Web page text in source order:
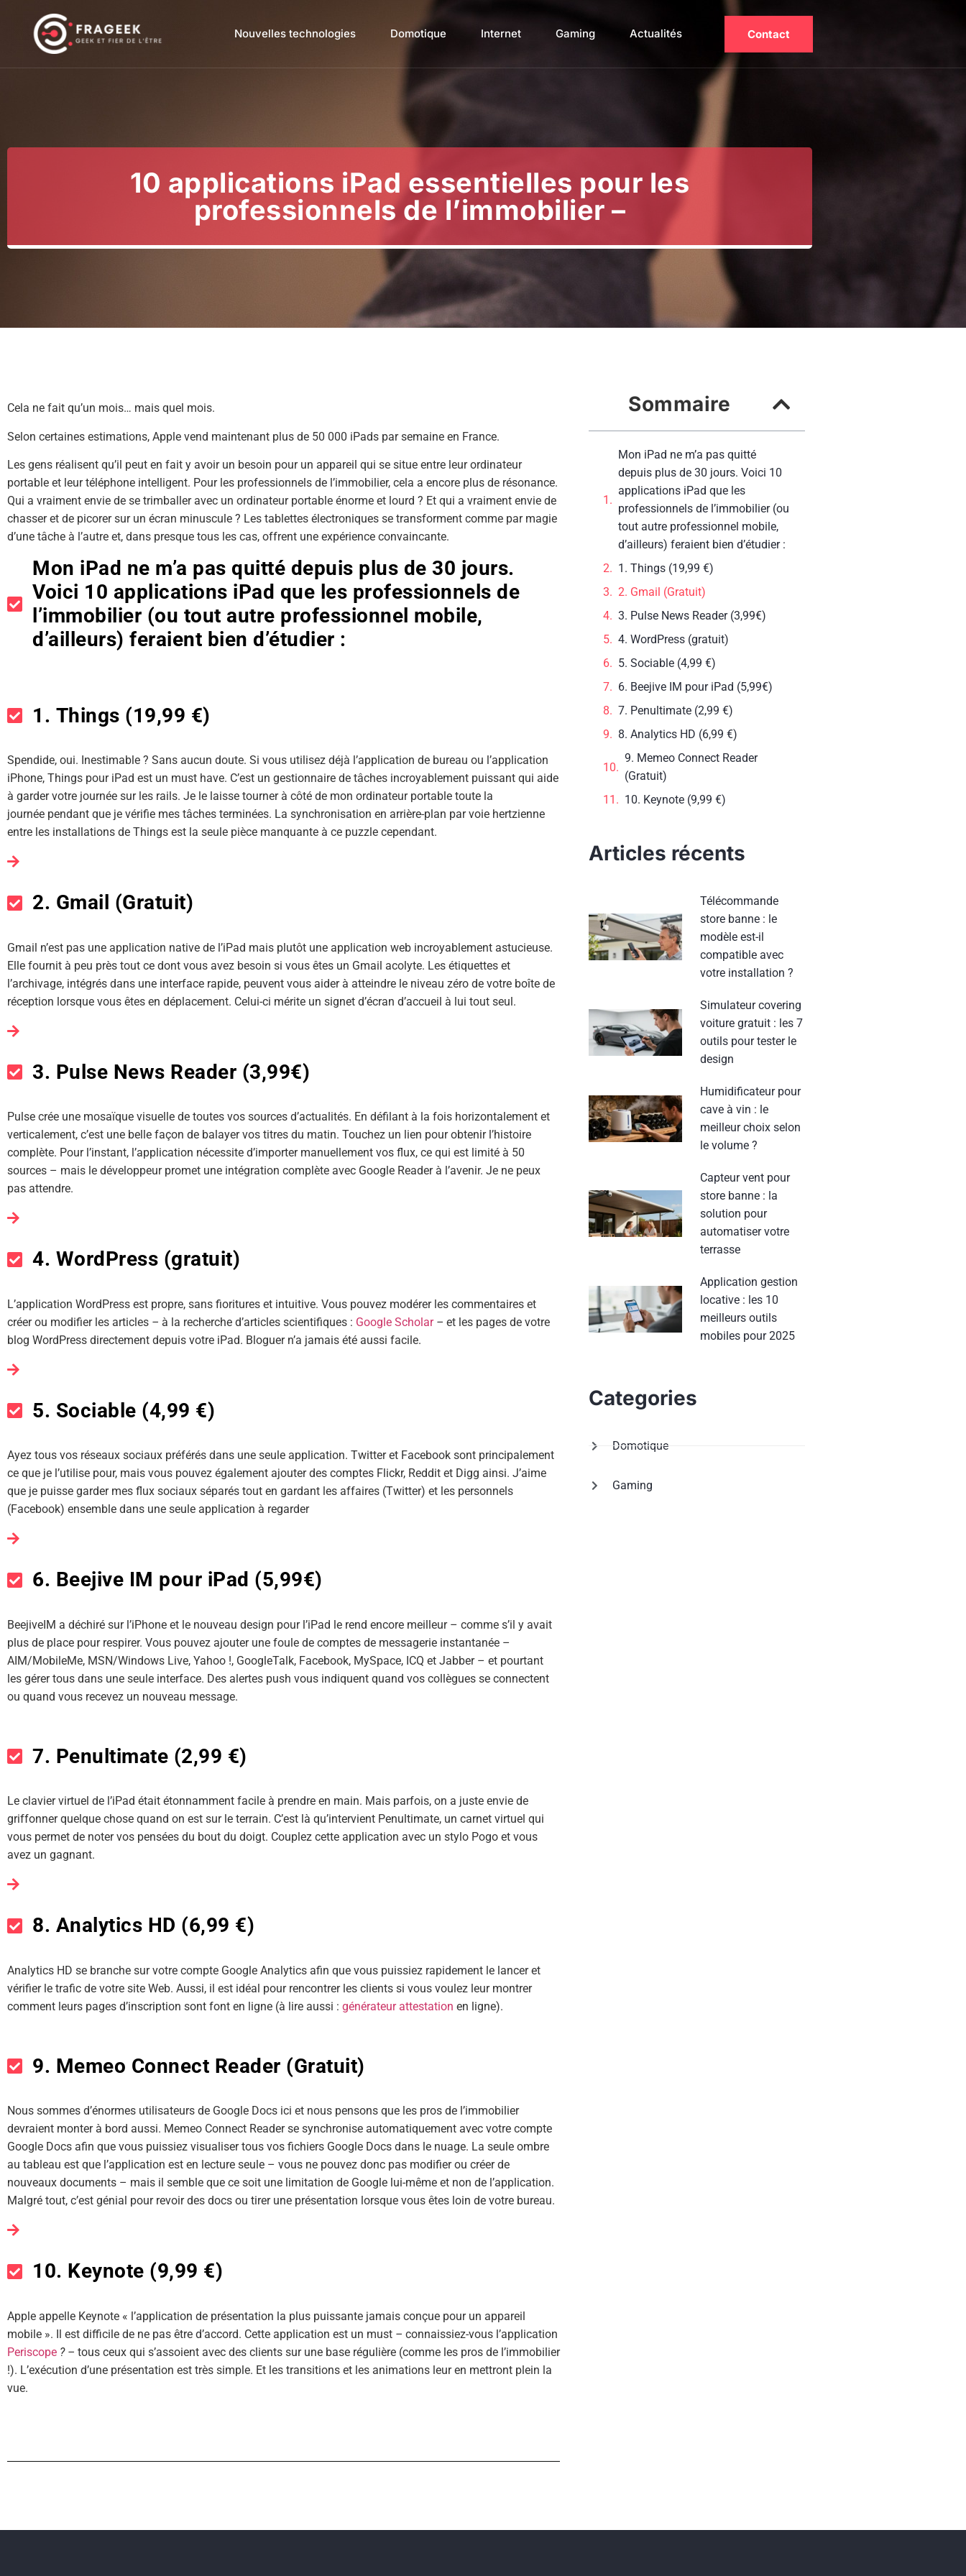
Nouvelles technologies Domotique Internet Gaming Actualités Contact
10 applications iPad essentielles pour les
professionnels de l’immobilier –
Cela ne fait qu’un mois… mais quel mois.
Selon certaines estimations, Apple vend maintenant plus de 50 000 iPads par semaine en France.
Les gens réalisent qu’il peut en fait y avoir un besoin pour un appareil qui se situe entre leur ordinateur
portable et leur téléphone intelligent. Pour les professionnels de l’immobilier, cela a encore plus de résonance.
Qui a vraiment envie de se trimballer avec un ordinateur portable énorme et lourd ? Et qui a vraiment envie de
chasser et de picorer sur un écran minuscule ? Les tablettes électroniques se transforment comme par magie
d’une tâche à l’autre et, dans presque tous les cas, offrent une expérience convaincante.
Mon iPad ne m’a pas quitté depuis plus de 30 jours.
Voici 10 applications iPad que les professionnels de
l’immobilier (ou tout autre professionnel mobile,
d’ailleurs) feraient bien d’étudier :
1. Things (19,99 €)
Spendide, oui. Inestimable ? Sans aucun doute. Si vous utilisez déjà l’application de bureau ou l’application
iPhone, Things pour iPad est un must have. C’est un gestionnaire de tâches incroyablement puissant qui aide
à garder votre journée sur les rails. Je le laisse tourner à côté de mon ordinateur portable toute la
journée pendant que je vérifie mes tâches terminées. La synchronisation en arrière-plan par voie hertzienne
entre les installations de Things est la seule pièce manquante à ce puzzle cependant.
2. Gmail (Gratuit)
Gmail n’est pas une application native de l’iPad mais plutôt une application web incroyablement astucieuse.
Elle fournit à peu près tout ce dont vous avez besoin si vous êtes un Gmail acolyte. Les étiquettes et
l’archivage, intégrés dans une interface rapide, peuvent vous aider à atteindre le niveau zéro de votre boîte de
réception lorsque vous êtes en déplacement. Celui-ci mérite un signet d’écran d’accueil à lui tout seul.
3. Pulse News Reader (3,99€)
Pulse crée une mosaïque visuelle de toutes vos sources d’actualités. En défilant à la fois horizontalement et
verticalement, c’est une belle façon de balayer vos titres du matin. Touchez un lien pour obtenir l’histoire
complète. Pour l’instant, l’application nécessite d’importer manuellement vos flux, ce qui est limité à 50
sources – mais le développeur promet une intégration complète avec Google Reader à l’avenir. Je ne peux
pas attendre.
4. WordPress (gratuit)
L’application WordPress est propre, sans fioritures et intuitive. Vous pouvez modérer les commentaires et
créer ou modifier les articles – à la recherche d’articles scientifiques : Google Scholar – et les pages de votre
blog WordPress directement depuis votre iPad. Bloguer n’a jamais été aussi facile.
5. Sociable (4,99 €)
Ayez tous vos réseaux sociaux préférés dans une seule application. Twitter et Facebook sont principalement
ce que je l’utilise pour, mais vous pouvez également ajouter des comptes Flickr, Reddit et Digg ainsi. J’aime
que je puisse garder mes flux sociaux séparés tout en gardant les affaires (Twitter) et les personnels
(Facebook) ensemble dans une seule application à regarder
6. Beejive IM pour iPad (5,99€)
BeejiveIM a déchiré sur l’iPhone et le nouveau design pour l’iPad le rend encore meilleur – comme s’il y avait
plus de place pour respirer. Vous pouvez ajouter une foule de comptes de messagerie instantanée –
AIM/MobileMe, MSN/Windows Live, Yahoo !, GoogleTalk, Facebook, MySpace, ICQ et Jabber – et pourtant
les gérer tous dans une seule interface. Des alertes push vous indiquent quand vos collègues se connectent
ou quand vous recevez un nouveau message.
7. Penultimate (2,99 €)
Le clavier virtuel de l’iPad était étonnamment facile à prendre en main. Mais parfois, on a juste envie de
griffonner quelque chose quand on est sur le terrain. C’est là qu’intervient Penultimate, un carnet virtuel qui
vous permet de noter vos pensées du bout du doigt. Couplez cette application avec un stylo Pogo et vous
avez un gagnant.
8. Analytics HD (6,99 €)
Analytics HD se branche sur votre compte Google Analytics afin que vous puissiez rapidement le lancer et
vérifier le trafic de votre site Web. Aussi, il est idéal pour rencontrer les clients si vous voulez leur montrer
comment leurs pages d’inscription sont font en ligne (à lire aussi : générateur attestation en ligne).
9. Memeo Connect Reader (Gratuit)
Nous sommes d’énormes utilisateurs de Google Docs ici et nous pensons que les pros de l’immobilier
devraient monter à bord aussi. Memeo Connect Reader se synchronise automatiquement avec votre compte
Google Docs afin que vous puissiez visualiser tous vos fichiers Google Docs dans le nuage. La seule ombre
au tableau est que l’application est en lecture seule – vous ne pouvez donc pas modifier ou créer de
nouveaux documents – mais il semble que ce soit une limitation de Google lui-même et non de l’application.
Malgré tout, c’est génial pour revoir des docs ou tirer une présentation lorsque vous êtes loin de votre bureau.
10. Keynote (9,99 €)
Apple appelle Keynote « l’application de présentation la plus puissante jamais conçue pour un appareil
mobile ». Il est difficile de ne pas être d’accord. Cette application est un must – connaissiez-vous l’application
Periscope ? – tous ceux qui s’assoient avec des clients sur une base régulière (comme les pros de l’immobilier
!). L’exécution d’une présentation est très simple. Et les transitions et les animations leur en mettront plein la
vue.
Sommaire
Mon iPad ne m’a pas quitté
depuis plus de 30 jours. Voici 10
applications iPad que les
professionnels de l’immobilier (ou
tout autre professionnel mobile,
d’ailleurs) feraient bien d’étudier :
1. Things (19,99 €)
2. Gmail (Gratuit)
3. Pulse News Reader (3,99€)
4. WordPress (gratuit)
5. Sociable (4,99 €)
6. Beejive IM pour iPad (5,99€)
7. Penultimate (2,99 €)
8. Analytics HD (6,99 €)
9. Memeo Connect Reader
(Gratuit)
10. Keynote (9,99 €)
Articles récents
Télécommande
store banne : le
modèle est-il
compatible avec
votre installation ?
Simulateur covering
voiture gratuit : les 7
outils pour tester le
design
Humidificateur pour
cave à vin : le
meilleur choix selon
le volume ?
Capteur vent pour
store banne : la
solution pour
automatiser votre
terrasse
Application gestion
locative : les 10
meilleurs outils
mobiles pour 2025
Categories
Domotique
Gaming